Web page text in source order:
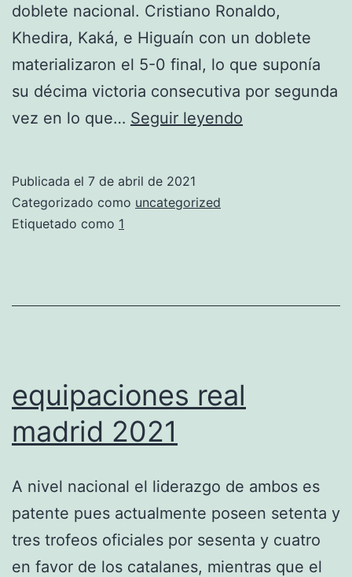
doblete nacional. Cristiano Ronaldo,
Khedira, Kaká, e Higuaín con un doblete
materializaron el 5-0 final, lo que suponía
su décima victoria consecutiva por segunda
vez en lo que… Seguir leyendo
Publicada el 7 de abril de 2021
Categorizado como uncategorized
Etiquetado como 1
equipaciones real
madrid 2021
A nivel nacional el liderazgo de ambos es
patente pues actualmente poseen setenta y
tres trofeos oficiales por sesenta y cuatro
en favor de los catalanes, mientras que el